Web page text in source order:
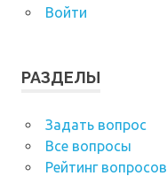
Войти
РАЗДЕЛЫ
Задать вопрос
Все вопросы
Рейтинг вопросов